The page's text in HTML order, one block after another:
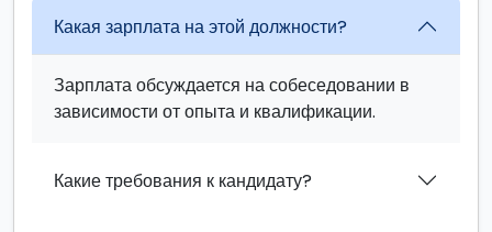
Какая зарплата на этой должности?
Зарплата обсуждается на собеседовании в
зависимости от опыта и квалификации.
Какие требования к кандидату?